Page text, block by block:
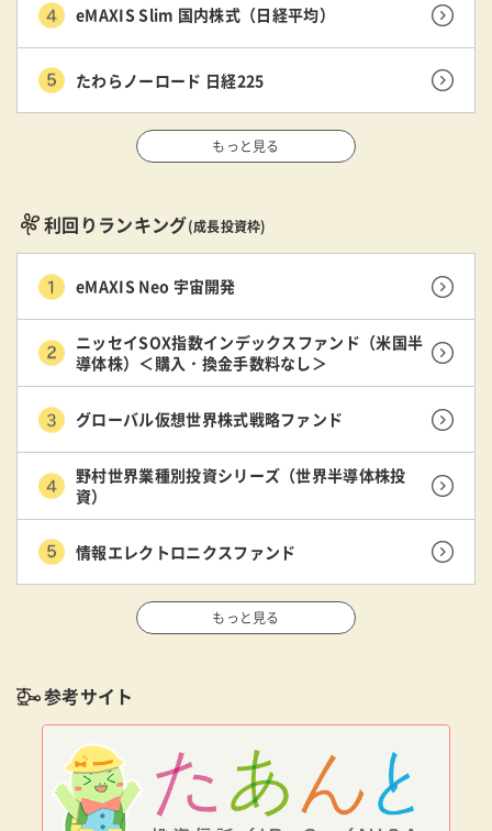
eMAXIS Slim 国内株式（日経平均）
たわらノーロード 日経225
もっと見る
利回りランキング(成長投資枠)
eMAXIS Neo 宇宙開発
ニッセイSOX指数インデックスファンド（米国半
導体株）＜購入・換金手数料なし＞
グローバル仮想世界株式戦略ファンド
野村世界業種別投資シリーズ（世界半導体株投
資）
情報エレクトロニクスファンド
もっと見る
参考サイト